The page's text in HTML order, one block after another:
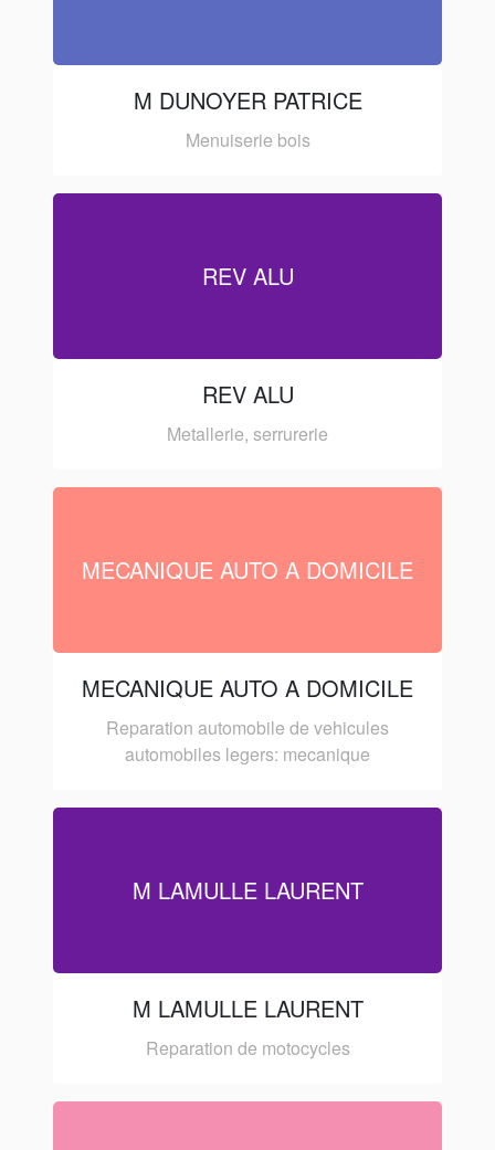
M DUNOYER PATRICE
Menuiserie bois
REV ALU
REV ALU
Metallerie, serrurerie
MECANIQUE AUTO A DOMICILE
MECANIQUE AUTO A DOMICILE
Reparation automobile de vehicules
automobiles legers: mecanique
M LAMULLE LAURENT
M LAMULLE LAURENT
Reparation de motocycles